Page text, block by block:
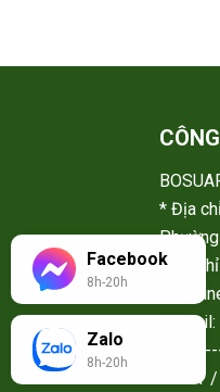
* Địa
Map
*
*
- MST
Facebook
8h-20h
Zalo
8h-20h